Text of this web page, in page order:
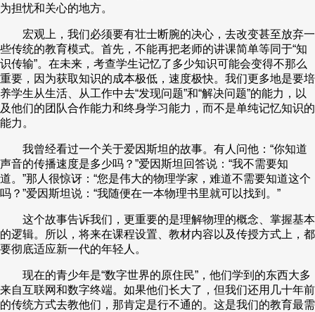
为担忧和关心的地方。
宏观上，我们必须要有壮士断腕的决心，去改变甚至放弃一
些传统的教育模式。首先，不能再把老师的讲课简单等同于“知
识传输”。在未来，考查学生记忆了多少知识可能会变得不那么
重要，因为获取知识的成本极低，速度极快。我们更多地是要培
养学生从生活、从工作中去“发现问题”和“解决问题”的能力，以
及他们的团队合作能力和终身学习能力，而不是单纯记忆知识的
能力。
我曾经看过一个关于爱因斯坦的故事。有人问他：“你知道
声音的传播速度是多少吗？”爱因斯坦回答说：“我不需要知
道。”那人很惊讶：“您是伟大的物理学家，难道不需要知道这个
吗？”爱因斯坦说：“我随便在一本物理书里就可以找到。”
这个故事告诉我们，更重要的是理解物理的概念、掌握基本
的逻辑。所以，将来在课程设置、教材内容以及传授方式上，都
要彻底适应新一代的年轻人。
现在的青少年是“数字世界的原住民”，他们学到的东西大多
来自互联网和数字终端。如果他们长大了，但我们还用几十年前
的传统方式去教他们，那肯定是行不通的。这是我们的教育最需